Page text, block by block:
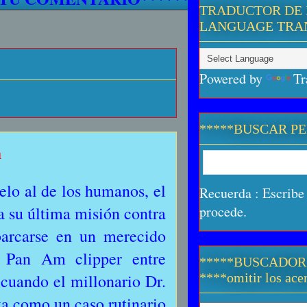
al de los humanos, el
su última misión contra
en un merecido
Am clipper entre
el millonario Dr.
TRADUCTOR
LANGUAGE
Powered by
*****BUSCAR
Recuerda :
procede.
****omitir los